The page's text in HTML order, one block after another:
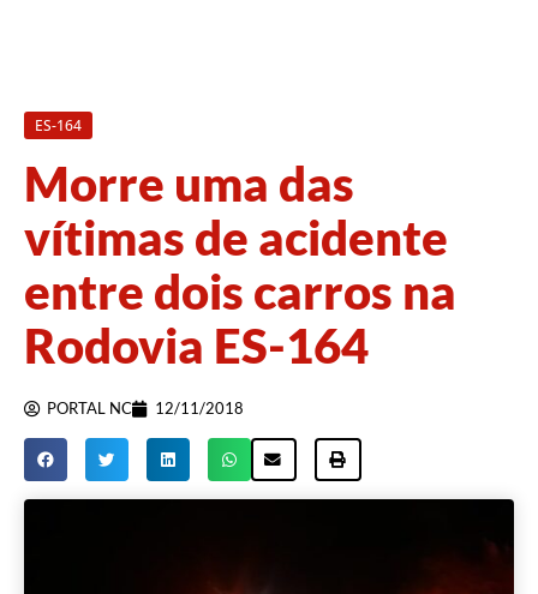
ES-164
Morre uma das
vítimas de acidente
entre dois carros na
Rodovia ES-164
PORTAL NC 12/11/2018